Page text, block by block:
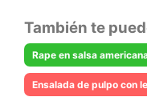
También te
Rape en salsa
Ensalada de pulpo con